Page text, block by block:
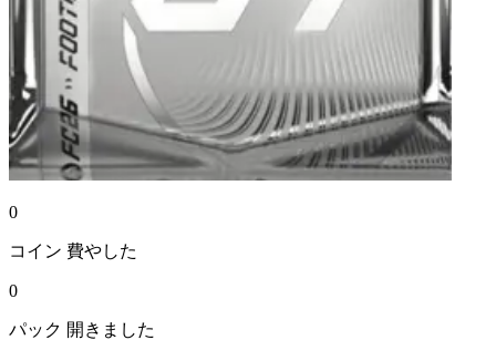
0
コイン 費やした
0
パック 開きました